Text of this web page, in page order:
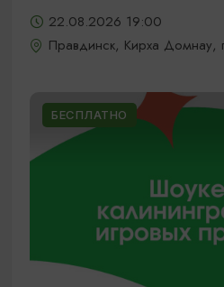
22.08.2026 19:00
Правдинск, Кирха
БЕСПЛАТНО